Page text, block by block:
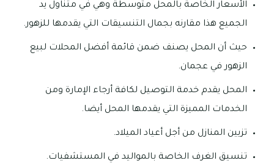
الأسعار الخاصة بالمحل متوسطة وهي في متناول يد
الجميع هذا مقارنه بجمال التنسيقات التي يقدمها للزهور.
حيث أن المحل يصنف ضمن قائمة أفضل المحلات لبيع
الزهور في عجمان.
المحل يقدم خدمة التوصيل لكافة أرجاء الإمارة ومن
الخدمات المميزة التي يقدمها المحل أيضا.
تزيين المنازل من أجل أعياد الميلاد.
تنسيق الغرف الخاصة بالمواليد في المستشفيات.